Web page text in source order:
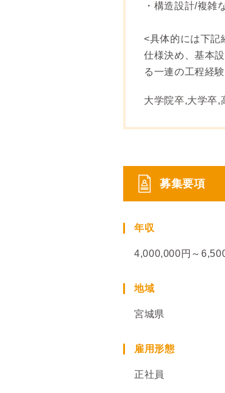
・構造設計/複雑
<具体的には下記
仕様決め、基本
る一連の工程経験
大学院卒,大学卒,
募集要項
年収
4,000,000円～
地域
宮城県
雇用形態
正社員